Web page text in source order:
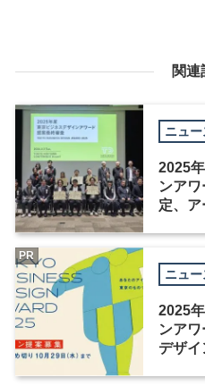
関連
ニュー
2025
ンア
定、
ニュー
2025
ンアワ
デザ
PR